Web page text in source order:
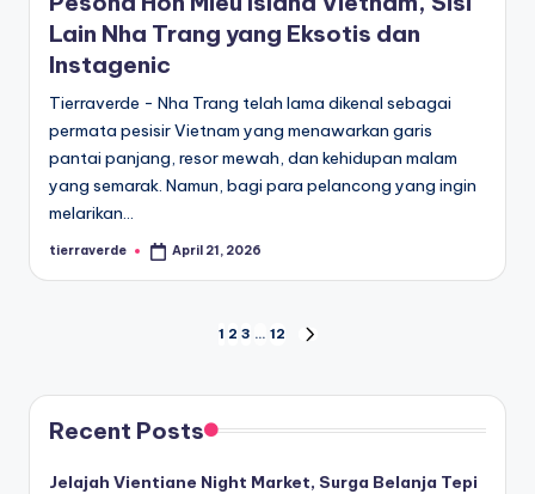
Lain Nha Trang yang Eksotis dan
Instagenic
Tierraverde - Nha Trang telah lama dikenal sebagai
permata pesisir Vietnam yang menawarkan garis
pantai panjang, resor mewah, dan kehidupan malam
yang semarak. Namun, bagi para pelancong yang ingin
melarikan…
Posted
tierraverde April 21, 2026
pagination
1 2 3 … 12
Recent Posts
Jelajah Vientiane Night Market, Surga Belanja Tepi